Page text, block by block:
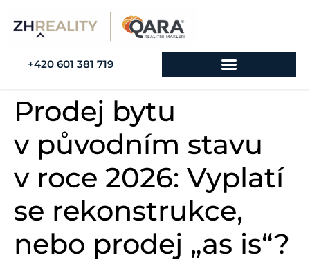
+420 601 381 719
Prodej bytu
v původním stavu
v roce 2026: Vyplatí
se rekonstrukce,
nebo prodej „as is“?